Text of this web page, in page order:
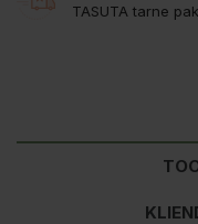
TASUTA tarne